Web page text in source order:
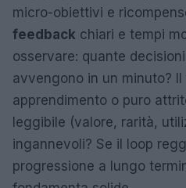
micro-obiettivi e
feedback chiari e tempi
osservare: quante
avvengono in un minuto?
apprendimento o puro
leggibile (valore, rarità,
ingannevoli? Se il loop
progressione a lungo